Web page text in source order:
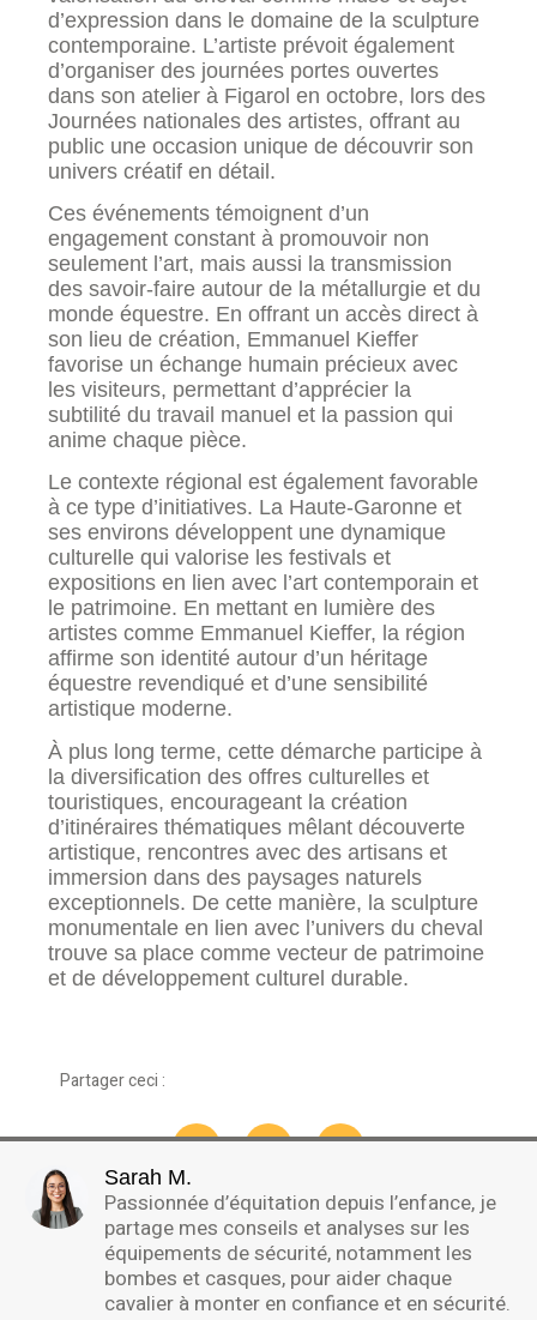
d’expression dans le domaine de la sculpture
contemporaine. L’artiste prévoit également
d’organiser des journées portes ouvertes
dans son atelier à Figarol en octobre, lors des
Journées nationales des artistes, offrant au
public une occasion unique de découvrir son
univers créatif en détail.
Ces événements témoignent d’un
engagement constant à promouvoir non
seulement l’art, mais aussi la transmission
des savoir-faire autour de la métallurgie et du
monde équestre. En offrant un accès direct à
son lieu de création, Emmanuel Kieffer
favorise un échange humain précieux avec
les visiteurs, permettant d’apprécier la
subtilité du travail manuel et la passion qui
anime chaque pièce.
Le contexte régional est également favorable
à ce type d’initiatives. La Haute-Garonne et
ses environs développent une dynamique
culturelle qui valorise les festivals et
expositions en lien avec l’art contemporain et
le patrimoine. En mettant en lumière des
artistes comme Emmanuel Kieffer, la région
affirme son identité autour d’un héritage
équestre revendiqué et d’une sensibilité
artistique moderne.
À plus long terme, cette démarche participe à
la diversification des offres culturelles et
touristiques, encourageant la création
d’itinéraires thématiques mêlant découverte
artistique, rencontres avec des artisans et
immersion dans des paysages naturels
exceptionnels. De cette manière, la sculpture
monumentale en lien avec l’univers du cheval
trouve sa place comme vecteur de patrimoine
et de développement culturel durable.
Partager ceci :
Sarah M.
Passionnée d’équitation depuis l’enfance, je
partage mes conseils et analyses sur les
équipements de sécurité, notamment les
bombes et casques, pour aider chaque
cavalier à monter en confiance et en sécurité.